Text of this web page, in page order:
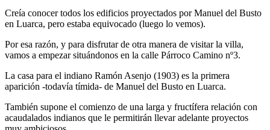
Creía conocer todos los edificios proyectados por Manuel del Busto
en Luarca, pero estaba equivocado (luego lo vemos).
Por esa razón, y para disfrutar de otra manera de visitar la villa,
vamos a empezar situándonos en la calle Párroco Camino nº3.
La casa para el indiano Ramón Asenjo (1903) es la primera
aparición -todavía tímida- de Manuel del Busto en Luarca.
También supone el comienzo de una larga y fructífera relación con
acaudalados indianos que le permitirán llevar adelante proyectos